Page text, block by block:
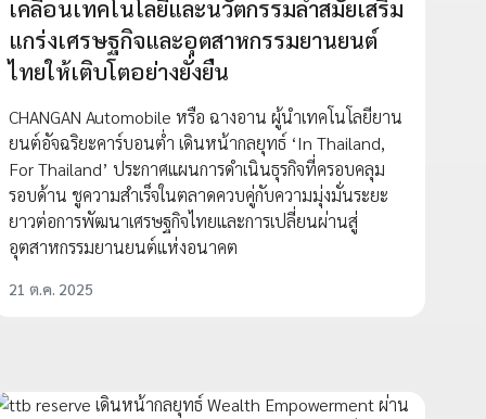
เคลื่อนเทคโนโลยีและนวัตกรรมล้ำสมัยเสริม
แกร่งเศรษฐกิจและอุตสาหกรรมยานยนต์
ไทยให้เติบโตอย่างยั่งยืน
CHANGAN Automobile หรือ ฉางอาน ผู้นำเทคโนโลยียาน
ยนต์อัจฉริยะคาร์บอนต่ำ เดินหน้ากลยุทธ์ ‘In Thailand,
For Thailand’ ประกาศแผนการดำเนินธุรกิจที่ครอบคลุม
รอบด้าน ชูความสำเร็จในตลาดควบคู่กับความมุ่งมั่นระยะ
ยาวต่อการพัฒนาเศรษฐกิจไทยและการเปลี่ยนผ่านสู่
อุตสาหกรรมยานยนต์แห่งอนาคต
21 ต.ค. 2025